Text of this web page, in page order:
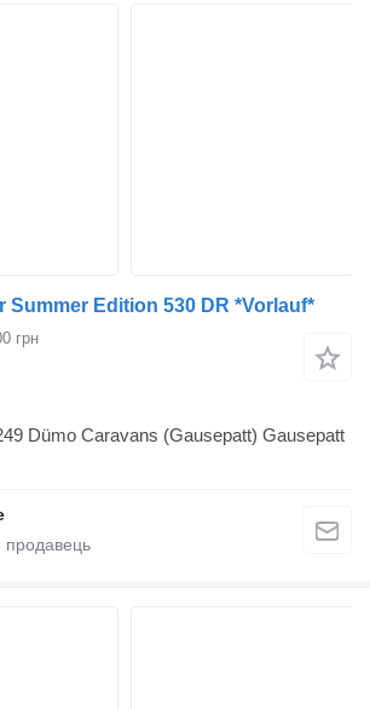
Summer Edition 530 DR *Vorlauf*
грн